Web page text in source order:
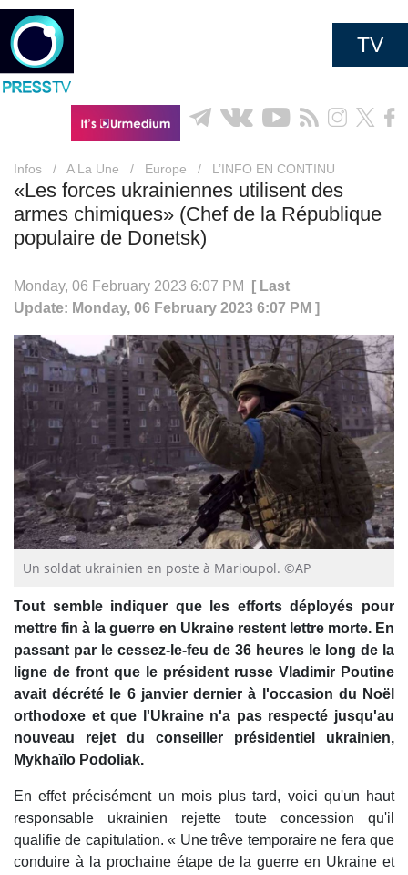
TV
Infos / A La Une / Europe / L’INFO EN CONTINU
«Les forces ukrainiennes utilisent des
armes chimiques» (Chef de la République
populaire de Donetsk)
Monday, 06 February 2023 6:07 PM
[ Last
Update: Monday, 06 February 2023 6:07 PM ]
Un soldat ukrainien en poste à Marioupol. ©AP
Tout semble indiquer que les efforts déployés pour
mettre fin à la guerre en Ukraine restent lettre morte. En
passant par le cessez-le-feu de 36 heures le long de la
ligne de front que le président russe Vladimir Poutine
avait décrété le 6 janvier dernier à l'occasion du Noël
orthodoxe et que l'Ukraine n'a pas respecté jusqu'au
nouveau rejet du conseiller présidentiel ukrainien,
Mykhaïlo Podoliak.
En effet précisément un mois plus tard, voici qu'un haut
responsable ukrainien rejette toute concession qu'il
qualifie de capitulation. « Une trêve temporaire ne fera que
conduire à la prochaine étape de la guerre en Ukraine et